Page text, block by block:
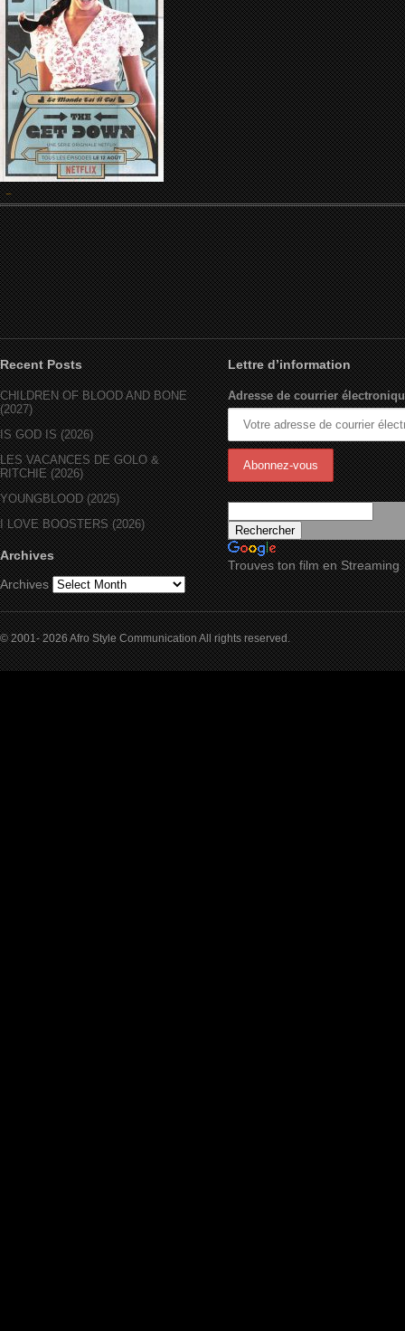
Recent Posts
CHILDREN OF BLOOD AND BONE
(2027)
IS GOD IS (2026)
LES VACANCES DE GOLO &
RITCHIE (2026)
YOUNGBLOOD (2025)
I LOVE BOOSTERS (2026)
Archives
Archives
Lettre d’information
Adresse de courrier
Trouves ton film en Streaming
© 2001- 2026 Afro Style Communication All rights reserved.